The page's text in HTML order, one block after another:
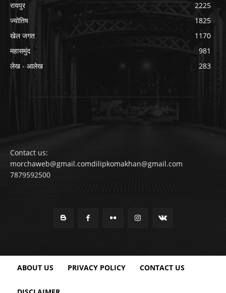
रायपुर
2225
ज्योतिष
1825
खेल जगत
1170
महासमुंद
981
लेख - आलेख
283
Contact us:
morchaweb@gmail.comdilipkomakhan@gmail.com
7879592500
ABOUT US PRIVACY POLICY CONTACT US